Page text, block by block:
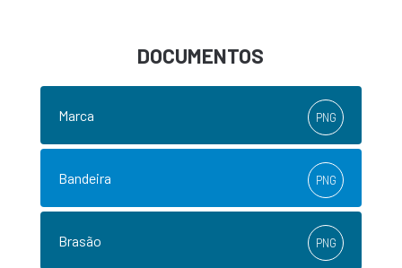
DOCUMENTOS
Marca PNG
Bandeira PNG
Brasão PNG